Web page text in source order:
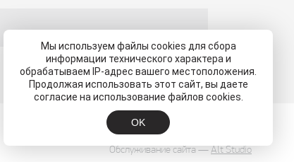
Обслуживание сайта — Alt Studio
Мы используем файлы cookies для сбора
информации технического характера и
обрабатываем IP-адрес вашего местоположения.
Продолжая использовать этот сайт, вы даете
согласие на использование файлов cookies.
OK